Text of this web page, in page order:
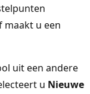
maakt u een
uit een andere
u Nieuwe